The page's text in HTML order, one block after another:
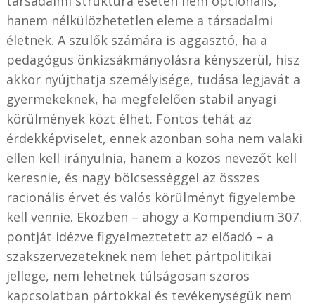
hanem nélkülözhetetlen eleme a társadalmi
életnek. A szülők számára is aggasztó, ha a
pedagógus önkizsákmányolásra kényszerül, hisz
akkor nyújthatja személyisége, tudása legjavát a
gyermekeknek, ha megfelelően stabil anyagi
körülmények közt élhet. Fontos tehát az
érdekképviselet, ennek azonban soha nem valaki
ellen kell irányulnia, hanem a közös nevezőt kell
keresnie, és nagy bölcsességgel az összes
racionális érvet és valós körülményt figyelembe
kell vennie. Eközben – ahogy a Kompendium 307.
pontját idézve figyelmeztetett az előadó – a
szakszervezeteknek nem lehet pártpolitikai
jellege, nem lehetnek túlságosan szoros
kapcsolatban pártokkal és tevékenységük nem